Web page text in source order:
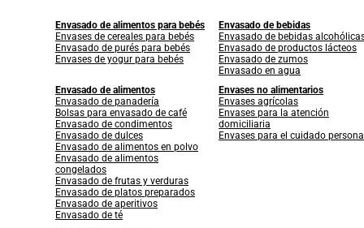
Envasado de alimentos para bebés
Envases de cereales para bebés
Envasado de purés para bebés
Envases de yogur para bebés
Envasado de bebidas
Envasado de bebidas
Envasado de productos lácteos
Envasado de zumos
Envasado en agua
Envasado de alimentos
Envasado de panadería
Bolsas para envasado de café
Envasado de condimentos
Envasado de dulces
Envasado de alimentos en polvo
Envasado de alimentos
congelados
Envasado de frutas y verduras
Envasado de platos preparados
Envasado de aperitivos
Envasado de té
Envases no alimentarios
Envases agrícolas
Envases para la atención
domiciliaria
Envases para el cuidado